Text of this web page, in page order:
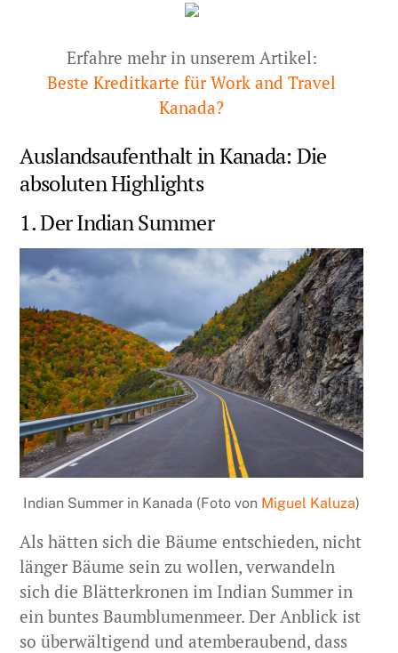
Erfahre mehr in unserem Artikel:
Beste Kreditkarte für Work and Travel
Kanada?
Auslandsaufenthalt in Kanada: Die
absoluten Highlights
1. Der Indian Summer
Indian Summer in Kanada (Foto von Miguel Kaluza)
Als hätten sich die Bäume entschieden, nicht
länger Bäume sein zu wollen, verwandeln
sich die Blätterkronen im Indian Summer in
ein buntes Baumblumenmeer. Der Anblick ist
so überwältigend und atemberaubend, dass